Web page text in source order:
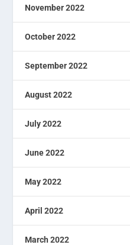
November 2022
October 2022
September 2022
August 2022
July 2022
June 2022
May 2022
April 2022
March 2022